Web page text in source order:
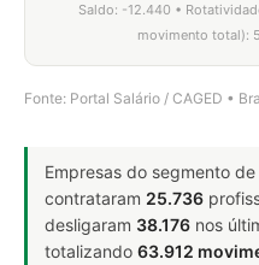
Saldo: -12.440 •
movimento total):
Fonte: Portal Salário / CAGED •
Empresas do segmento de
contrataram 25.736
desligaram 38.176 nos
totalizando 63.912